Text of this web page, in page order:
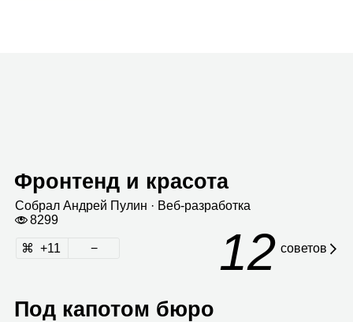
Фронтенд и красота
Собрал Андрей Пулин · Веб‑раз­ра­ботка
8299
11 12 сове­тов
Под капотом бюро